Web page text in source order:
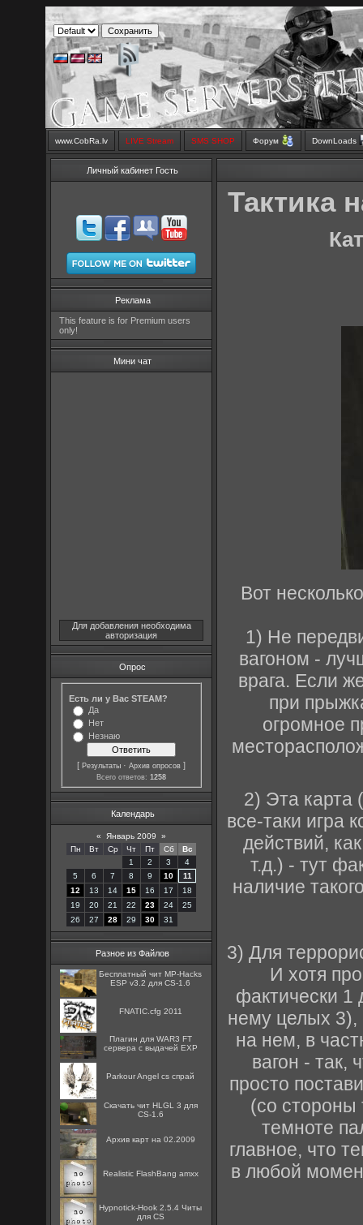
www.CobRa.lv LIVE Stream SMS SHOP Форум DownLoads
Личный кабинет Гость
Реклама
This feature is for Premium users
only!
Мини чат
Для добавления необходима
авторизация
Опрос
Есть ли у Вас STEAM?
Да
Нет
Незнаю
[Результаты ·Архив опросов ]
Всего ответов:1258
Календарь
« Январь 2009
»
Пн
Вт Ср Чт Пт Сб
Вс
1
2 3
4
5
6 7 8 9 10
11
12
13 14 15 16 17
18
19
20 21 22 23 24
25
26
27 28 29 30 31
Разное из Файлов
Бесплатный чит MP-Hacks
ESP v3.2 для CS-1.6
FNATIC.cfg 2011
Плагин для WAR3 FT
сервера с выдачей EXP
Parkour Angel cs спрай
Скачать чит HLGL 3 для
CS-1.6
Архив карт на 02.2009
Realistic FlashBang amxx
Hypnotick-Hook 2.5.4 Читы
для CS
Тактика
Вот
1) Не
вагоном -
врага. Если
при
огромное
2) Эта карта
все-таки игра
действий,
т.д.) - тут
наличие
3) Для
И хотя
фактически 1
нему целых 3),
на нем, в
вагон - так,
просто
(со стороны
темноте
главное, что
в любой